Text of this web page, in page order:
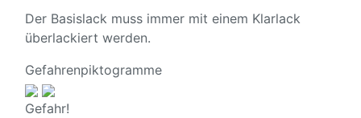
Der Basislack muss immer mit einem Klarlack
überlackiert werden.
Gefahrenpiktogramme
Gefahr!